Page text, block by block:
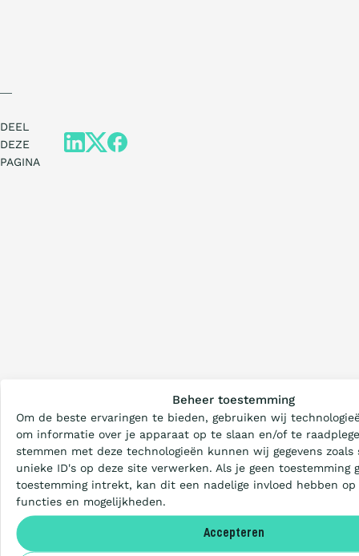
Beheer toestemming
Om de beste ervaringen te bieden, gebruiken wij
om informatie over je apparaat op te slaan en/of te
stemmen met deze technologieën kunnen wij gegevens zoals
unieke ID's op deze site verwerken. Als je geen toestemming
toestemming intrekt, kan dit een nadelige invloed hebben op
functies en mogelijkheden.
Accepteren
DEEL
DEZE
PAGINA
Certificeren
Aanbesteden
Deelnemers